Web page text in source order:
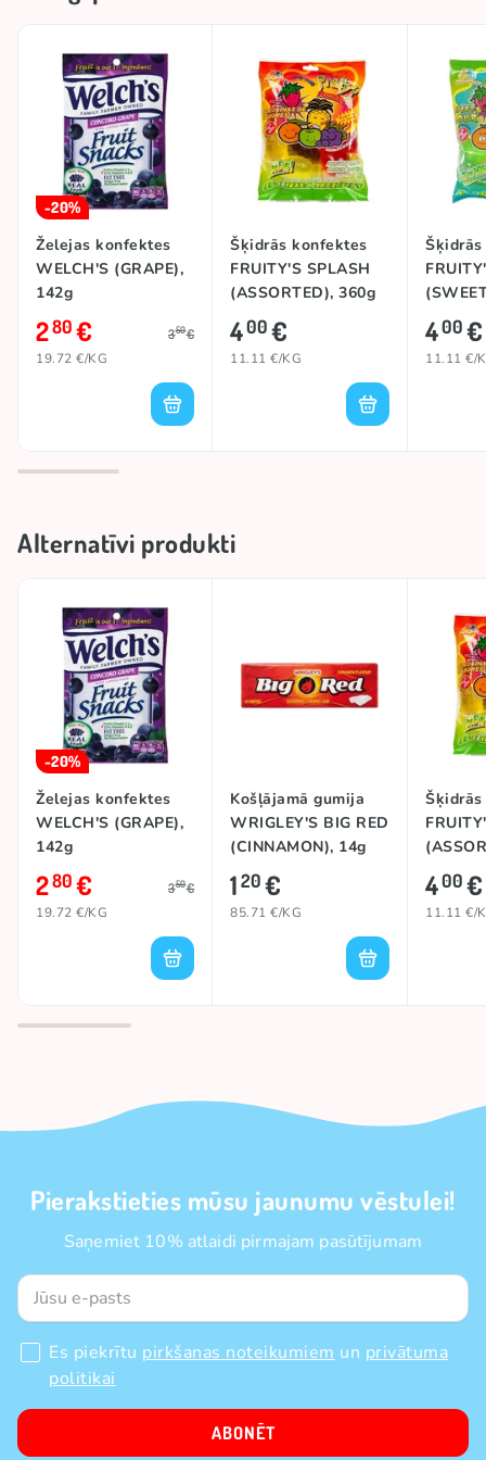
Zīmols WELCH'S
-20%
Želejas konfektes
WELCH'S (GRAPE),
142g
280€ 350€
19.72 €/KG
Šķidrās konfektes
FRUITY'S SPLASH
(ASSORTED), 360g
400€
11.11 €/KG
400€
11.11 €/
Alternatīvi produkti
-20%
Želejas konfektes
WELCH'S (GRAPE),
142g
280€ 350€
19.72 €/KG
Košļājamā gumija
WRIGLEY'S BIG RED
(CINNAMON), 14g
120€
85.71 €/KG
400€
11.11 €/
Pierakstieties mūsu jaunumu vēstulei!
Saņemiet 10% atlaidi pirmajam pasūtījumam
Es piekrītu pirkšanas noteikumiem un privātuma
politikai
ABONĒT